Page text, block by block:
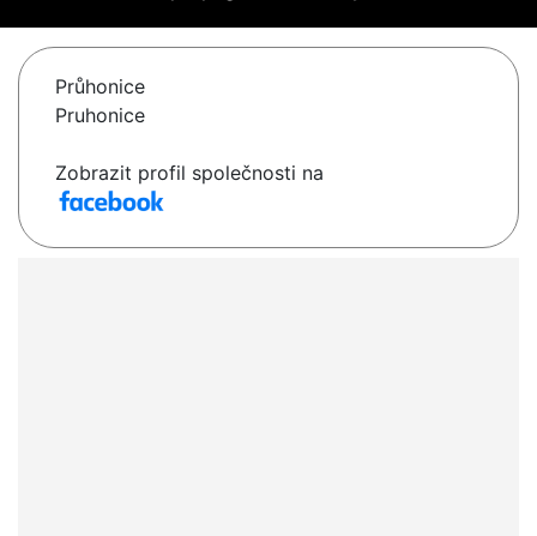
Průhonice
Pruhonice
Zobrazit profil společnosti na